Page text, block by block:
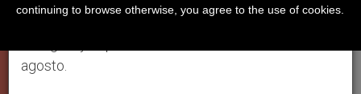
agosto.
continuing to browse otherwise, you agree to the use of cookies.